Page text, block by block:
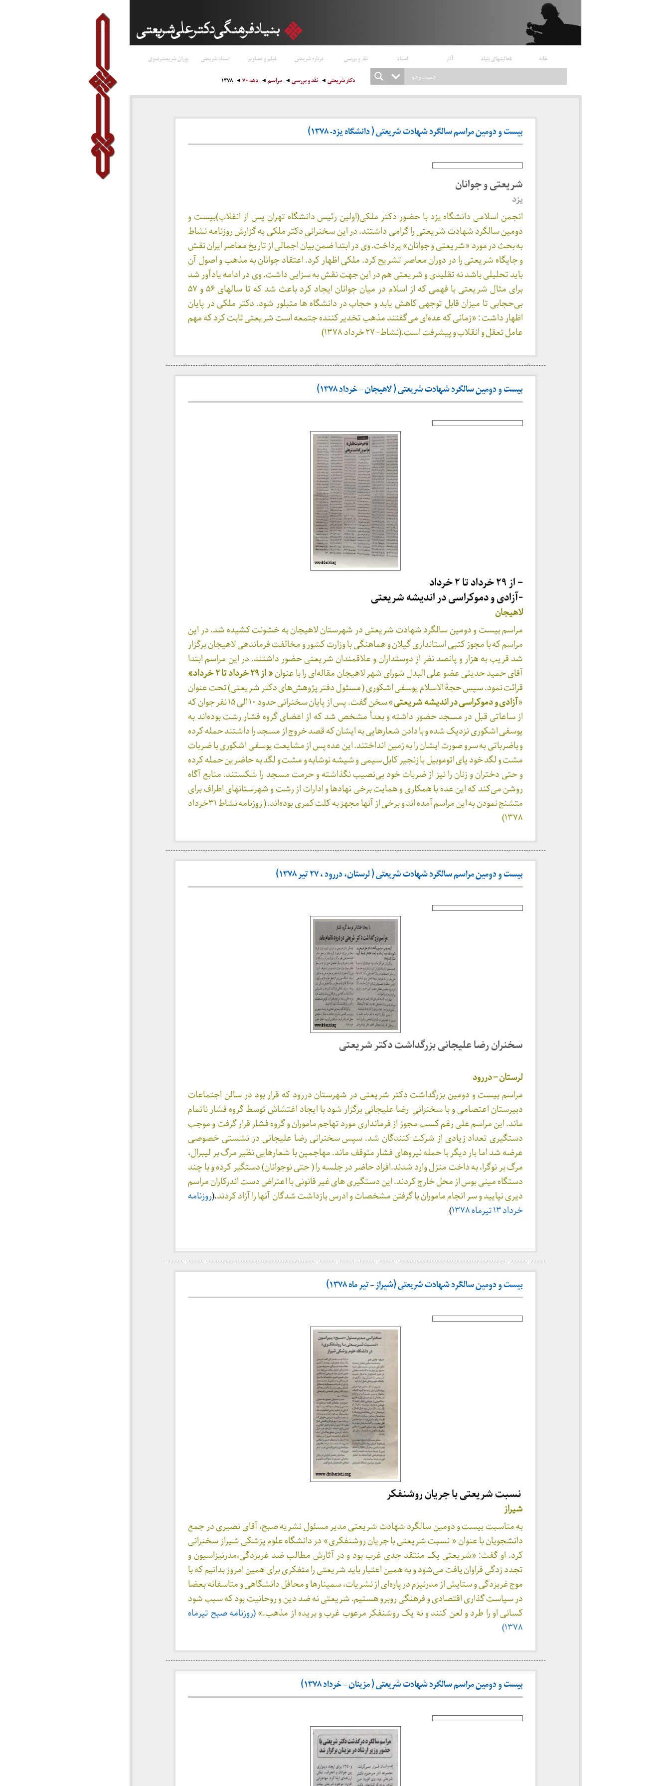
خانه فعالیتهای بنیاد آثار اسناد نقد و بررسی درباره شریعتی فیلم و تصاویر استاد شریعتی پوران شریعت‌رضوی
دکتر شریعتی نقد و بررسی مراسم دهه ۷۰ ۱۳۷۸
بیست و دومین مراسم سالگرد شهادت شریعتی ( دانشگاه یزد- ۱۳۷۸)
شریعتی و جوانان
یزد
انجمن اسلامی دانشگاه یزد با حضور دکتر ملکی(اولین رئیس دانشگاه تهران پس از انقلاب)بیست و
دومین سالگرد شهادت شریعتی را گرامی داشتند. در این سخنرانی دکتر ملکی به گزارش روزنامه نشاط
به بحث در مورد «شریعتی و جوانان» پرداخت. وی در ابتدا ضمن بیان اجمالی از تاریخ معاصر ایران نقش
و جایگاه شریعتی را در دوران معاصر تشریح کرد. ملکی اظهار کرد. اعتقاد جوانان به مذهب و اصول آن
باید تحلیلی باشد نه تقلیدی و شریعتی هم در این جهت نقش به سزایی داشت. وی در ادامه یادآور شد
برای مثال شریعتی با فهمی که از اسلام در میان جوانان ایجاد کرد باعث شد که تا سالهای ۵۶ و ۵۷
بی‌حجابی تا میزان قابل توجهی کاهش یابد و حجاب در دانشگاه ها متبلور شود. دکتر ملکی در پایان
اظهار داشت : «زمانی که عده‌ای می‌گفتند مذهب تخدیر کننده جتمعه است شریعتی ثابت کرد که مهم
عامل تعقل و انقلاب و پیشرفت است.(نشاط- ۲۷ خرداد ۱۳۷۸)
بیست و دومین سالگرد شهادت شریعتی ( لاهیجان – خرداد ۱۳۷۸)
– از ۲۹ خرداد تا ۲ خرداد
-آزادی و دموکراسی در اندیشه شریعتی
لاهیجان
مراسم بیست و دومین سالگرد شهادت شریعتی در شهرستان لاهیجان به خشونت کشیده شد. در این
مراسم که با مجوز کتبی استانداری گیلان و هماهنگی با وزارت کشور و مخالفت فرماندهی لاهیجان برگزار
شد قریب به هزار و پانصد نفر از دوستداران و علاقمندان شریعتی حضور داشتند. در این مراسم ابتدا
آقای حمید حدیثی عضو علی البدل شورای شهر لاهیجان مقاله‌ای را با عنوان« از ۲۹ خرداد تا ۲ خرداد»
قرائت نمود. سپس حجة الاسلام یوسفی اشکوری ( مسئول دفتر پژوهش‌های دکتر شریعتی) تحت عنوان
«آزادی و دموکراسی در اندیشه شریعتی
» سخن گفت. پس از پایان سخنرانی حدود ۱۰ الی ۱۵ نفر جوان که
از ساعاتی قبل در مسجد حضور داشته و بعدأ مشخص شد که از اعضای گروه فشار رشت بوده‌اند به
یوسفی اشکوری نزدیک شده و با دادن شعارهایی به ایشان که قصد خروج از مسجد را داشتند حمله کرده
و باضرباتی به سرو صورت ایشان را به زمین انداختند. این عده پس از مشایعت یوسفی اشکوری با ضربات
مشت و لگد خود پای اتوموبیل با زنجیر کابل سیمی و شیشه نوشابه و مشت و لگد به حاضرین حمله کرده
و حتی دختران و زنان را نیز از ضربات خود بی‌نصیب نگذاشته و حرمت مسجد را شکستند. منابع آگاه
روشن می‌کند که این عده با همکاری و همایت برخی نهادها و ادارات از رشت و شهرستانهای اطراف برای
متشنج نمودن به این مراسم آمده اند و برخی از آنها مجهز به کلت کمری بوده‌اند. ( روزنامه نشاط ۳۱خرداد
۱۳۷۸)
بیست و دومین مراسم سالگرد شهادت شریعتی ( لرستان، دررود ، ۲۷ تیر ۱۳۷۸)
سخنران رضا علیجانی بزرگداشت دکتر شریعتی
لرستان – دررود
مراسم بیست و دومین بزرگداشت دکتر شریعتی در شهرستان دررود که قرار بود در سالن اجتماعات
دبیرستان اعتصامی و با سخنرانی رضا علیجانی برگزار شود با ایجاد اغتشاش توسط گروه فشار ناتمام
ماند. این مراسم علی رغم کسب مجوز از فرمانداری مورد تهاجم ماموران و گروه فشار قرار گرفت و موجب
دستگیری تعداد زیادی از شرکت کنندگان شد. سپس سخنرانی رضا علیجانی در نشستی خصوصی
عرضه شد اما بار دیگر با حمله نیروهای فشار متوقف ماند. مهاجمین با شعارهایی نظیر مرگ بر لیبرال،
مرگ بر نوگرا، به داخت منزل وارد شدند.افراد حاضر در جلسه را ( حتی نوجوانان) دستگیر کرده و با چند
دستگاه مینی بوس از محل خارج کردند. این دستگیری های غیر قانونی با اعتراض دست اندرکاران مراسم
دیری نپایید و سر انجام ماموران با گرفتن مشخصات و ادرس بازداشت شدگان آنها را آزاد کردند.(روزنامه
خرداد ۱۳ تیرماه ۱۳۷۸
)
بیست و دومین سالگرد شهادت شریعتی (شیراز – تیر ماه ۱۳۷۸)
نسبت شریعتی با جریان روشنفکر
شیراز
به مناسبت بیست و دومین سالگرد شهادت شریعتی مدیر مسئول نشریه صبح، آقای نصیری در جمع
دانشجویان با عنوان « نسبت شریعتی با جریان روشنفکری» در دانشگاه علوم پزشکی شیراز سخنرانی
کرد. او گفت: «شریعتی یک منتقد جدی غرب بود و در آثارش مطالب ضد غربزدگی،مدرنیزاسیون و
تجدد زدگی فراوان یافت می‌شود و به همین اعتبار باید شریعتی را متفکری برای همین امروز بدانیم که با
موج غربزدگی و ستایش از مدرنیزم در پاره‌ای از نشریات، سمینارها و محافل دانشگاهی و متاسفانه بعضا
در سیاست گذاری اقتصادی و فرهنگی روبرو هستیم. شریعتی نه ضد دین و روحانیت بود که سبب شود
کسانی او را طرد و لعن کنند و نه یک روشنفکر مرعوب غرب و بریده از مذهب.»(روزنامه صبح تیرماه
۱۳۷۸)
بیست و دومین مراسم سالگرد شهادت شریعتی ( مزینان – خرداد ۱۳۷۸)